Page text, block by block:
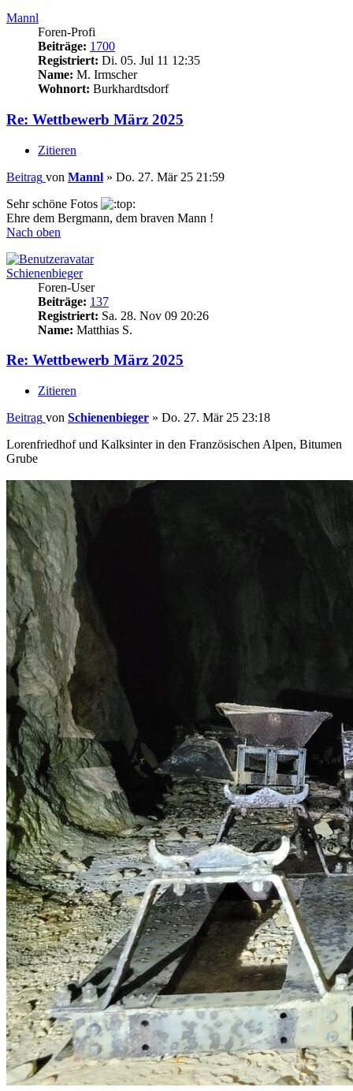
Mannl
Foren-Profi
Beiträge: 1700
Registriert: Di. 05. Jul 11 12:35
Name: M. Irmscher
Wohnort: Burkhardtsdorf
Re: Wettbewerb März 2025
Zitieren
Beitrag von Mannl » Do. 27. Mär 25 21:59
Sehr schöne Fotos
Ehre dem Bergmann, dem braven Mann !
Nach oben
Schienenbieger
Foren-User
Beiträge: 137
Registriert: Sa. 28. Nov 09 20:26
Name: Matthias S.
Re: Wettbewerb März 2025
Zitieren
Beitrag von Schienenbieger » Do. 27. Mär 25 23:18
Lorenfriedhof und Kalksinter in den Französischen Alpen, Bitumen
Grube